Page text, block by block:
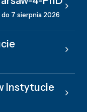
7 sierpnia 2026
Instytucie